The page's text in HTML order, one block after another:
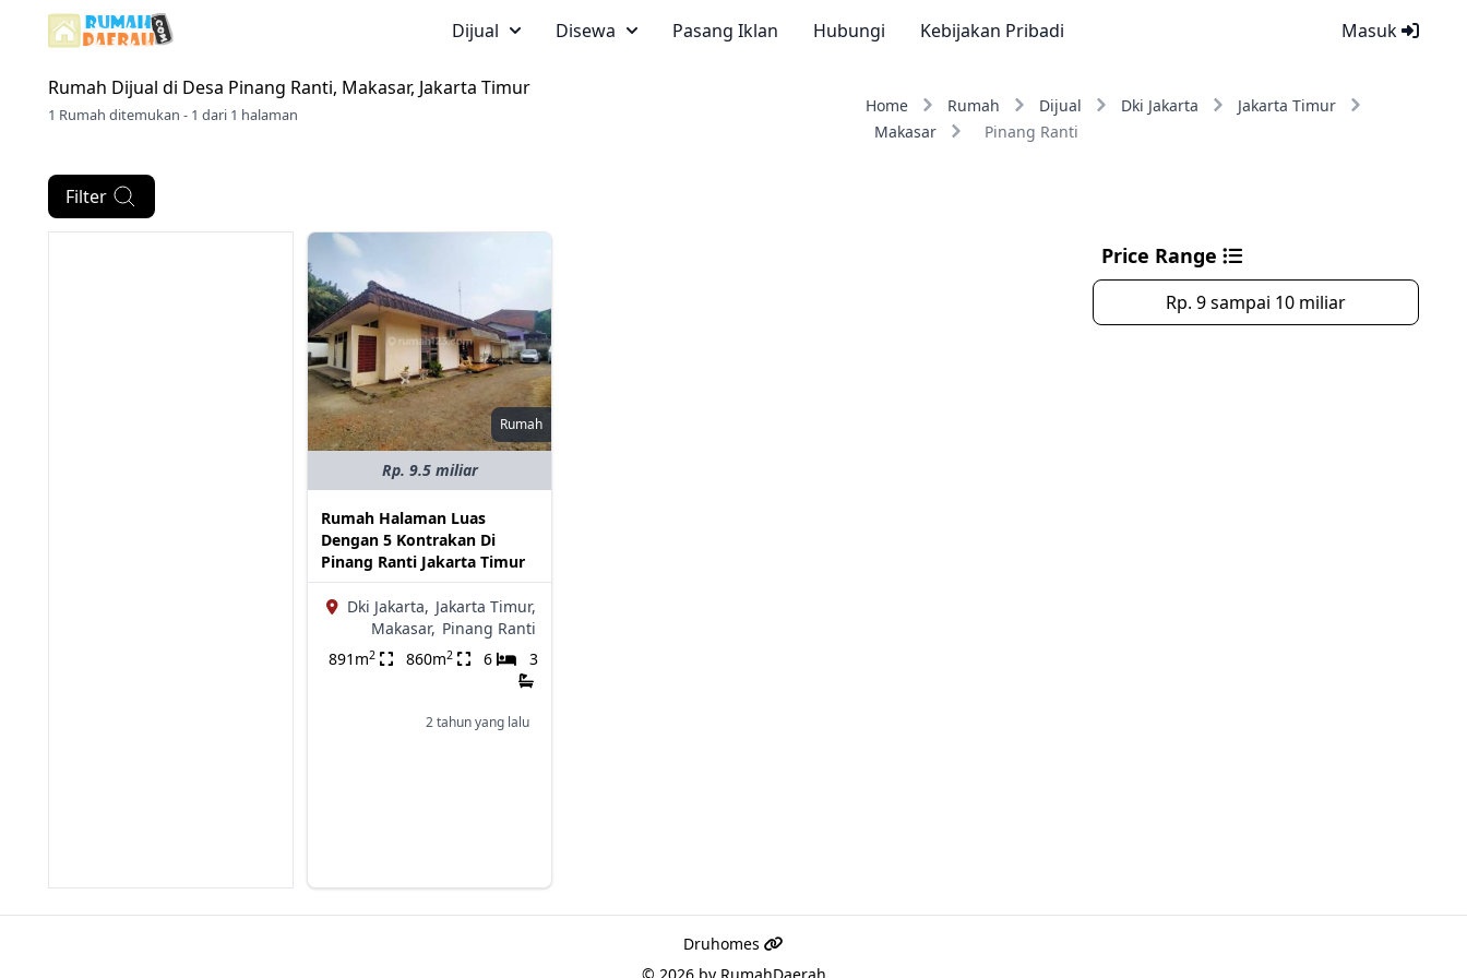
Masuk
Dijual Disewa Pasang Iklan Hubungi Kebijakan Pribadi
Rumah Dijual di Desa Pinang Ranti, Makasar, Jakarta Timur
1 Rumah ditemukan - 1 dari 1 halaman Home Rumah Dijual Dki Jakarta
Jakarta Timur
Makasar
Pinang Ranti
Filter
Rumah
Rp. 9.5 miliar
Rumah Halaman Luas
Dengan 5 Kontrakan Di
Pinang Ranti Jakarta Timur
Dki Jakarta, Jakarta Timur,
Makasar, Pinang Ranti
891m2 860m2 6 3
2 tahun yang lalu
Price Range
Rp. 9 sampai 10 miliar
Druhomes